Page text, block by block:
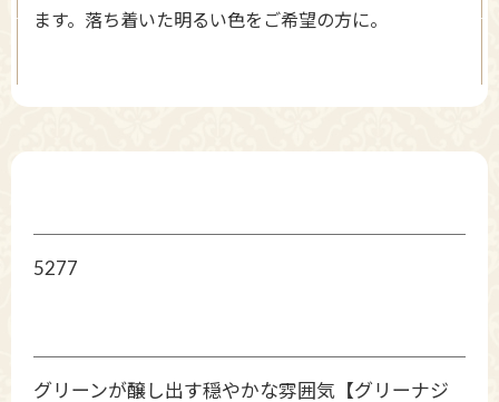
ます。落ち着いた明るい色をご希望の方に。
5277
グリーンが醸し出す穏やかな雰囲気【グリーナジ